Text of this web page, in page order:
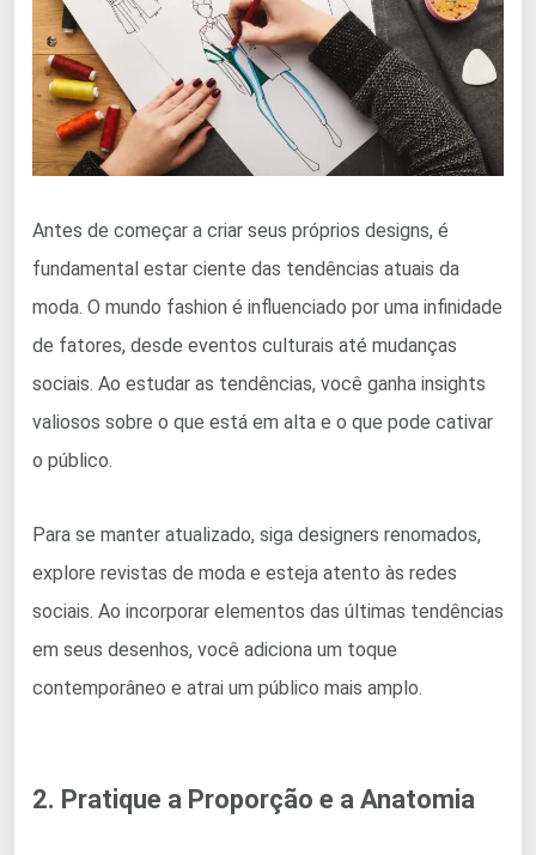
Antes de começar a criar seus próprios designs, é
fundamental estar ciente das tendências atuais da
moda. O mundo fashion é influenciado por uma infinidade
de fatores, desde eventos culturais até mudanças
sociais. Ao estudar as tendências, você ganha insights
valiosos sobre o que está em alta e o que pode cativar
o público.
Para se manter atualizado, siga designers renomados,
explore revistas de moda e esteja atento às redes
sociais. Ao incorporar elementos das últimas tendências
em seus desenhos, você adiciona um toque
contemporâneo e atrai um público mais amplo.
2. Pratique a Proporção e a Anatomia